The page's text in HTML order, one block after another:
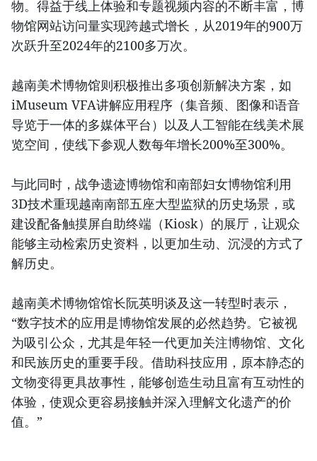
物。得益于线上体验和专题视频内容的不断丰富，博
物馆网站访问量实现跨越式增长，从2019年的900万
次跃升至2024年的2100多万次。
越南美术博物馆则积极推出多项创新解决方案，如
iMuseum VFA讲解应用程序（集音频、图像和语音
导览于一体的多媒体平台）以及人工智能在线美术展
览空间，使线下参观人数每年增长200%至300%。
与此同时，战争遗迹博物馆和南部妇女博物馆利用
3D技术重现越南南部五座大型监狱的历史场景，或
建设配备触摸屏自助终端（Kiosk）的展厅，让观众
能够主动检索历史资料，以更加生动、沉浸的方式了
解历史。
越南美术博物馆馆长阮英明谈及这一转型时表示，
“数字技术的应用是博物馆发展的必然趋势。它被视
为吸引公众，尤其是年轻一代更加关注博物馆、文化
和民族历史的重要手段。借助科技应用，原本静态的
文物变得更具故事性，能够创造生动且富有互动性的
体验，使观众更容易接触并深入理解文化遗产的价
值。”